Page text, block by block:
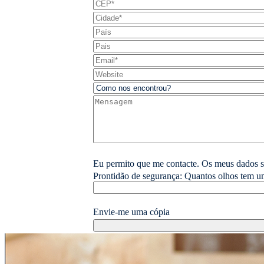
Eu permito que me contacte. Os meus dados
Prontidão de segurança: Quantos olhos tem
Envie-me uma cópia